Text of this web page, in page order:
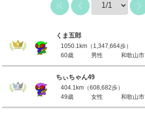
くま五郎
1050.1km（1,347,664歩）
60歳
男性 和歌山市
ちぃちゃん49
404.1km（608,682歩）
49歳
女性 和歌山市